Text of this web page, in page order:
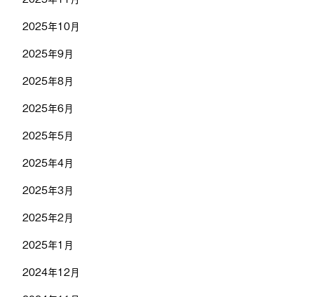
2025年10月
2025年9月
2025年8月
2025年6月
2025年5月
2025年4月
2025年3月
2025年2月
2025年1月
2024年12月